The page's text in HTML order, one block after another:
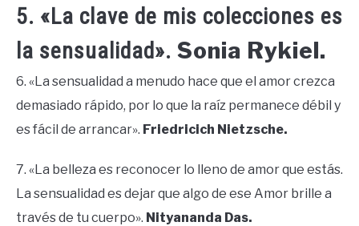
5. «La clave de mis colecciones es
la sensualidad». Sonia Rykiel.
6. «La sensualidad a menudo hace que el amor crezca
demasiado rápido, por lo que la raíz permanece débil y
es fácil de arrancar». Friedricich Nietzsche.
7. «La belleza es reconocer lo lleno de amor que estás.
La sensualidad es dejar que algo de ese Amor brille a
través de tu cuerpo». Nityananda Das.